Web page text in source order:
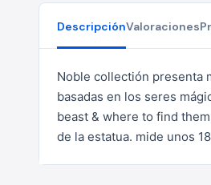
DescripciónValoraciones
Noble collectión presenta
basadas en los seres
beast & where to find
de la estatua. mide unos